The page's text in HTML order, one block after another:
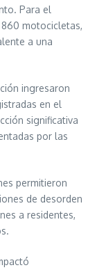
Para el
motocicletas,
a una
ingresaron
en el
significativa
por las
permitieron
de desorden
a residentes,